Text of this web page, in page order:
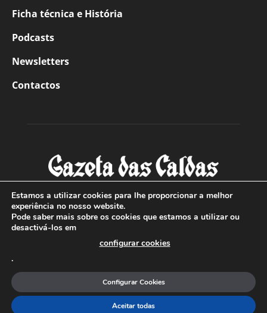
Ficha técnica e História
Podcasts
Newsletters
Contactos
SOBRE NÓS
Com sede nas Caldas da Rainha e mais de 90 anos de
a sul de distrito de Leiria, com mais de 40.000 leitores por
toda a região Oeste. Jornal com distribuição em Portugal
Continental e assinatura online.
Estamos a utilizar cookies para lhe proporcionar a melhor
experiência no nosso website.
Pode saber mais sobre os cookies que estamos a utilizar ou
desactivá-los em
configurar cookies
.
Aceitar todas
Configurar Cookies